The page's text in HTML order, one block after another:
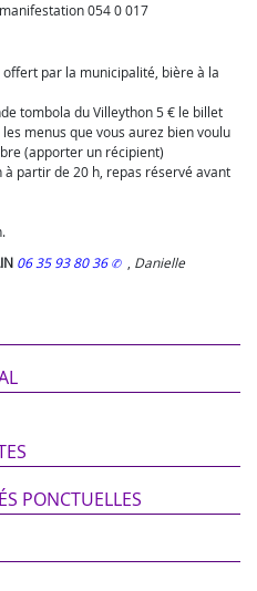
054 0 017
par la municipalité, bière à la
tombola du Villeython 5 € le billet
menus que vous aurez bien voulu
(apporter un récipient)
partir de 20 h, repas réservé avant
06 35 93 80 36
Danielle
PONCTUELLES